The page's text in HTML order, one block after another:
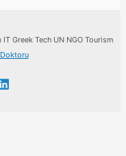
Greek Tech UN NGO Tourism